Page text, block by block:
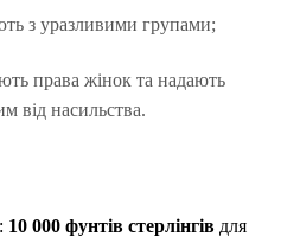
з уразливими групами;
права жінок та надають
від насильства.
10 000 фунтів стерлінгів для